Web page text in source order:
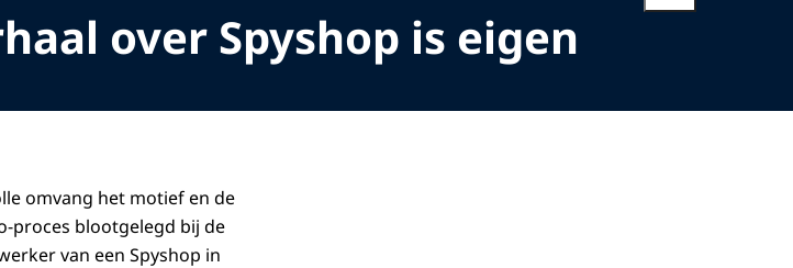
over Spyshop is eigen
omvang het motief en de
proces blootgelegd bij de
van een Spyshop in